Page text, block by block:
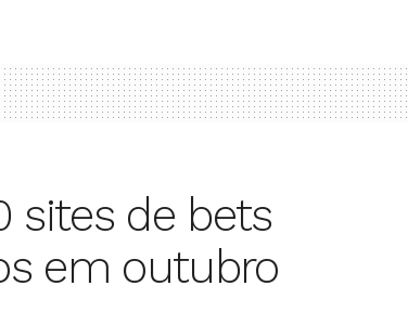
sites de bets
em outubro